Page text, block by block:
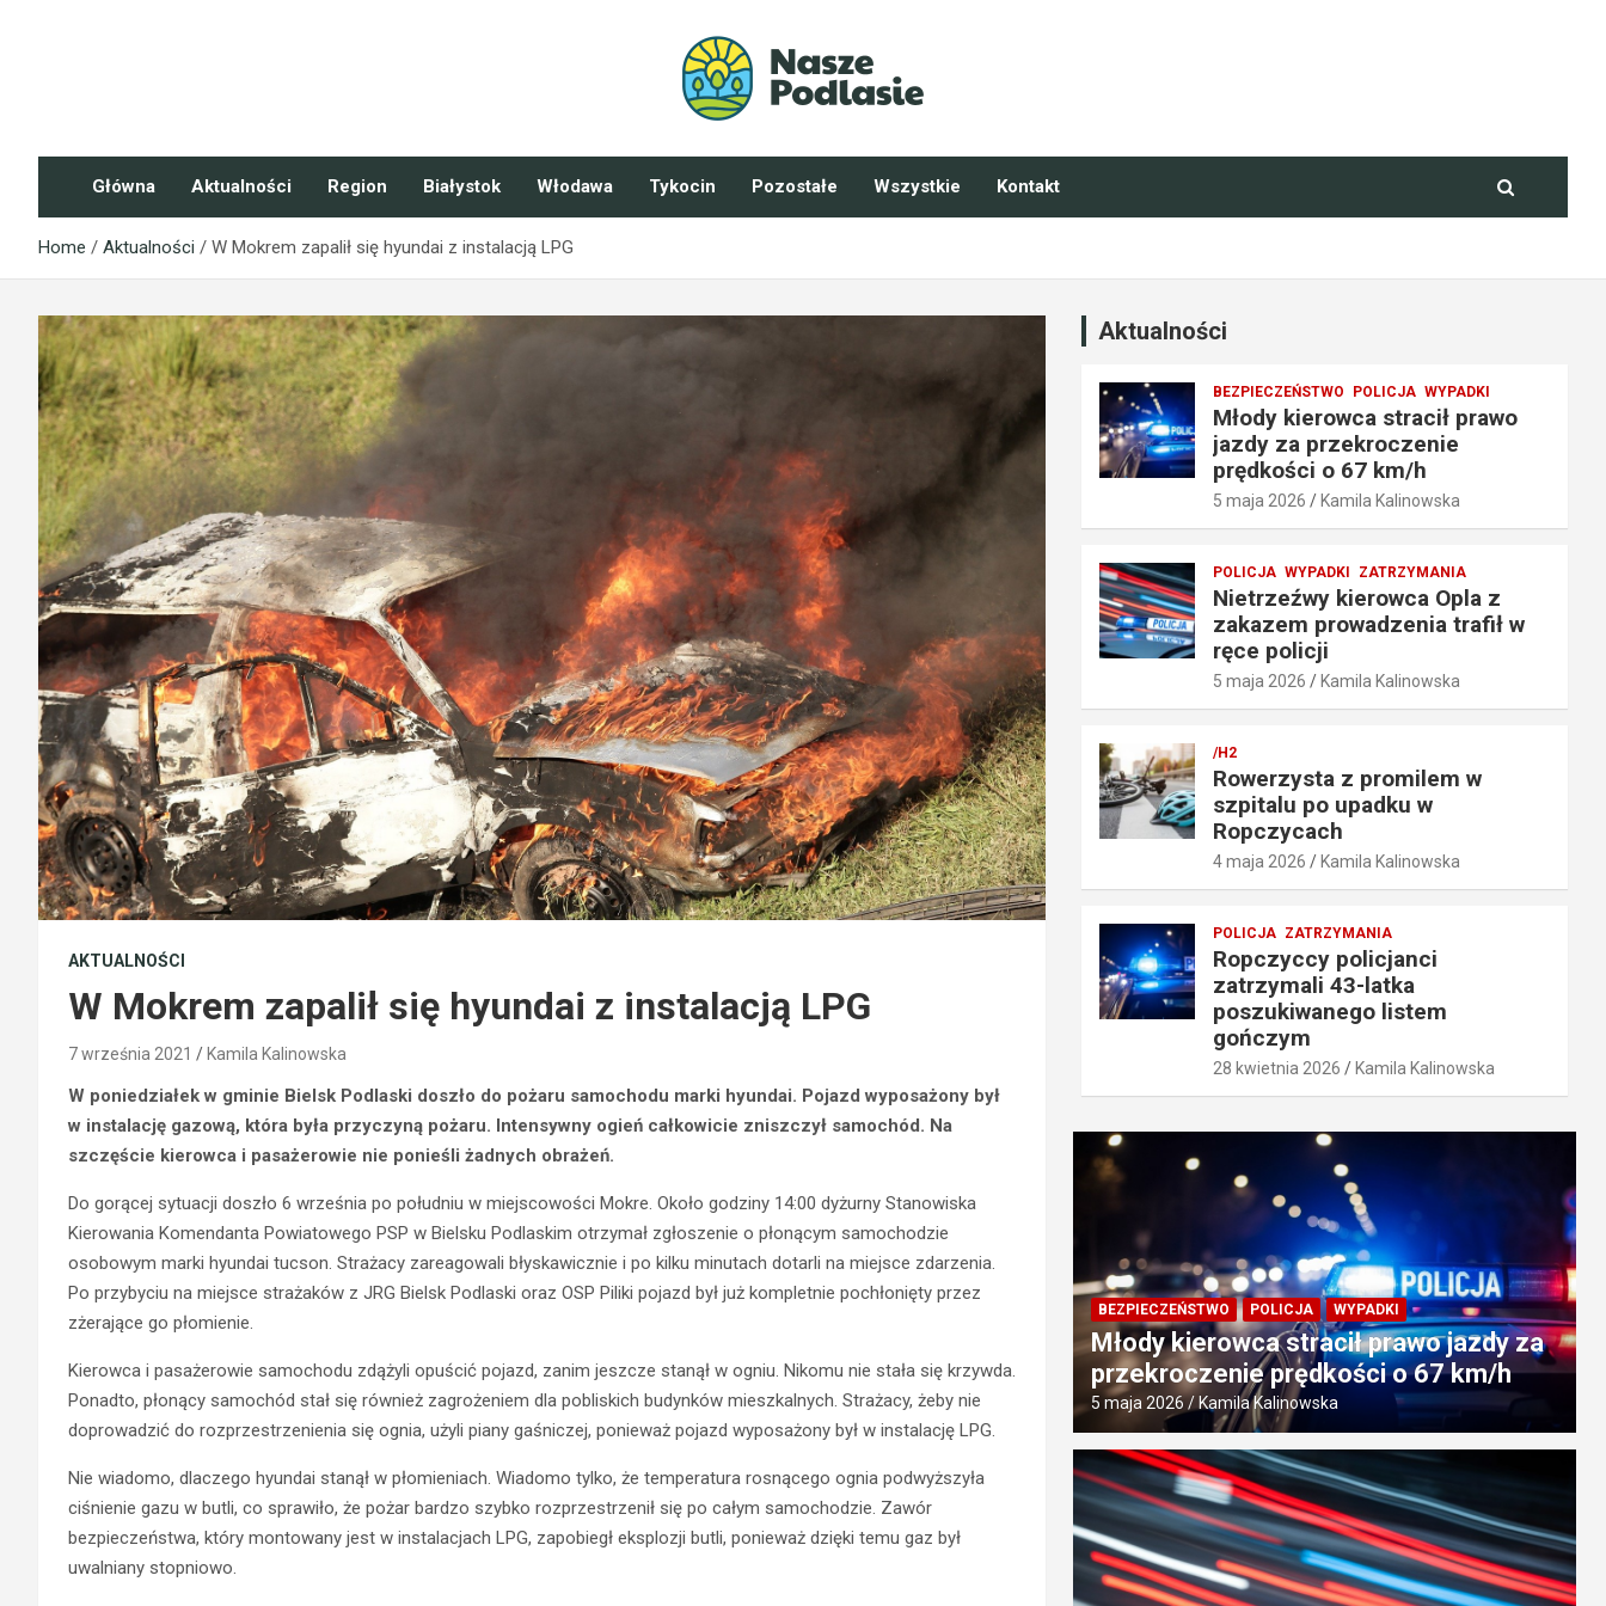
NaszePodlasie.pl
Główna Aktualności Region Białystok Włodawa Tykocin Pozostałe Wszystkie Kontakt
Home Aktualności W Mokrem zapalił się hyundai z instalacją LPG
AKTUALNOŚCI
W Mokrem zapalił się hyundai z instalacją LPG
7 września 2021 Kamila Kalinowska
W poniedziałek w gminie Bielsk Podlaski doszło do pożaru samochodu marki hyundai. Pojazd wyposażony był
w instalację gazową, która była przyczyną pożaru. Intensywny ogień całkowicie zniszczył samochód. Na
szczęście kierowca i pasażerowie nie ponieśli żadnych obrażeń.
Do gorącej sytuacji doszło 6 września po południu w miejscowości Mokre. Około godziny 14:00 dyżurny Stanowiska
Kierowania Komendanta Powiatowego PSP w Bielsku Podlaskim otrzymał zgłoszenie o płonącym samochodzie
osobowym marki hyundai tucson. Strażacy zareagowali błyskawicznie i po kilku minutach dotarli na miejsce zdarzenia.
Po przybyciu na miejsce strażaków z JRG Bielsk Podlaski oraz OSP Piliki pojazd był już kompletnie pochłonięty przez
zżerające go płomienie.
Kierowca i pasażerowie samochodu zdążyli opuścić pojazd, zanim jeszcze stanął w ogniu. Nikomu nie stała się krzywda.
Ponadto, płonący samochód stał się również zagrożeniem dla pobliskich budynków mieszkalnych. Strażacy, żeby nie
doprowadzić do rozprzestrzenienia się ognia, użyli piany gaśniczej, ponieważ pojazd wyposażony był w instalację LPG.
Nie wiadomo, dlaczego hyundai stanął w płomieniach. Wiadomo tylko, że temperatura rosnącego ognia podwyższyła
ciśnienie gazu w butli, co sprawiło, że pożar bardzo szybko rozprzestrzenił się po całym samochodzie. Zawór
bezpieczeństwa, który montowany jest w instalacjach LPG, zapobiegł eksplozji butli, ponieważ dzięki temu gaz był
uwalniany stopniowo.
Aktualności
BEZPIECZEŃSTWO POLICJA WYPADKI
Młody kierowca stracił prawo
jazdy za przekroczenie
prędkości o 67 km/h
5 maja 2026 Kamila Kalinowska
POLICJA WYPADKI ZATRZYMANIA
Nietrzeźwy kierowca Opla z
zakazem prowadzenia trafił w
ręce policji
5 maja 2026 Kamila Kalinowska
/H2
Rowerzysta z promilem w
szpitalu po upadku w
Ropczycach
4 maja 2026 Kamila Kalinowska
POLICJA ZATRZYMANIA
Ropczyccy policjanci
zatrzymali 43-latka
poszukiwanego listem
gończym
28 kwietnia 2026 Kamila Kalinowska
BEZPIECZEŃSTWO POLICJA WYPADKI
Młody kierowca stracił prawo jazdy za
przekroczenie prędkości o 67 km/h
5 maja 2026 Kamila Kalinowska